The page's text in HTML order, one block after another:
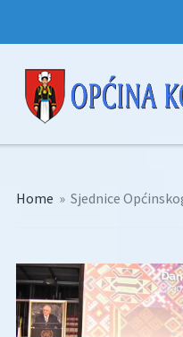
Home » Sjednice